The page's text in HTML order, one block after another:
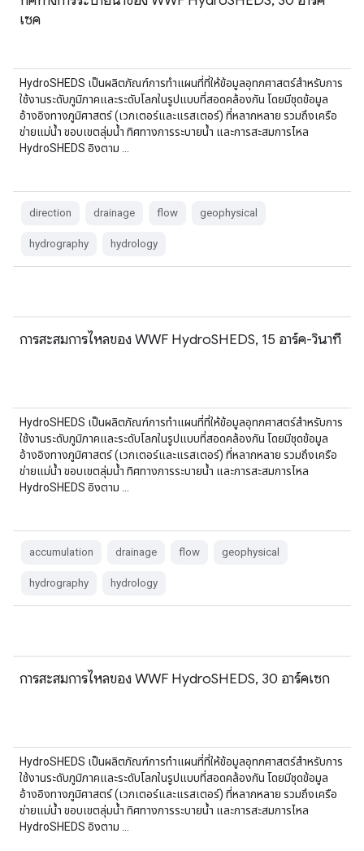
เซค
HydroSHEDS เป็นผลิตภัณฑ์การทำแผนที่ที่ให้ข้อมูลอุทกศาสตร์สำหรับการ
ใช้งานระดับภูมิภาคและระดับโลกในรูปแบบที่สอดคล้องกัน โดยมีชุดข้อมูล
อ้างอิงทางภูมิศาสตร์ (เวกเตอร์และแรสเตอร์) ที่หลากหลาย รวมถึงเครือ
ข่ายแม่น้ำ ขอบเขตลุ่มน้ำ ทิศทางการระบายน้ำ และการสะสมการไหล
HydroSHEDS อิงตาม …
direction drainage flow geophysical
hydrography hydrology
การสะสมการไหลของ WWF HydroSHEDS, 15 อาร์ค-วินาที
HydroSHEDS เป็นผลิตภัณฑ์การทำแผนที่ที่ให้ข้อมูลอุทกศาสตร์สำหรับการ
ใช้งานระดับภูมิภาคและระดับโลกในรูปแบบที่สอดคล้องกัน โดยมีชุดข้อมูล
อ้างอิงทางภูมิศาสตร์ (เวกเตอร์และแรสเตอร์) ที่หลากหลาย รวมถึงเครือ
ข่ายแม่น้ำ ขอบเขตลุ่มน้ำ ทิศทางการระบายน้ำ และการสะสมการไหล
HydroSHEDS อิงตาม …
accumulation drainage flow geophysical
hydrography hydrology
การสะสมการไหลของ WWF HydroSHEDS, 30 อาร์คเซก
HydroSHEDS เป็นผลิตภัณฑ์การทำแผนที่ที่ให้ข้อมูลอุทกศาสตร์สำหรับการ
ใช้งานระดับภูมิภาคและระดับโลกในรูปแบบที่สอดคล้องกัน โดยมีชุดข้อมูล
อ้างอิงทางภูมิศาสตร์ (เวกเตอร์และแรสเตอร์) ที่หลากหลาย รวมถึงเครือ
ข่ายแม่น้ำ ขอบเขตลุ่มน้ำ ทิศทางการระบายน้ำ และการสะสมการไหล
HydroSHEDS อิงตาม …